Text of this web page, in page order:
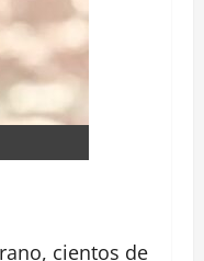
cientos de